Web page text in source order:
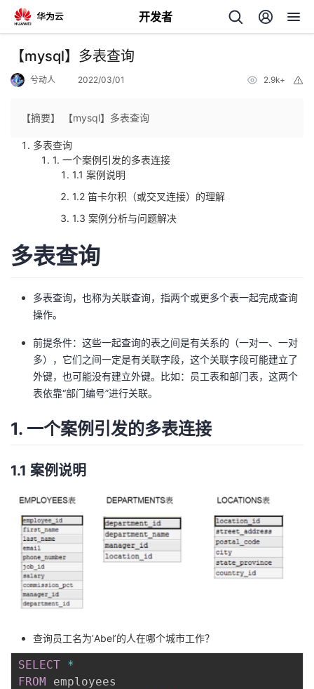
开发者
返
开
者
我
客
论
的
子
我
直
播
的
活
动
我
的
关
注
我
的
发
我
的
Programs
我
的
【mysql】多表查询
兮动人 2022/03/01 2.9k+
【摘要】 【mysql】多表查询
多表查询
1. 一个案例引发的多表连接
1.1 案例说明
1.2 笛卡尔积（或交叉连接）的理解
1.3 案例分析与问题解决
多表查询
多表查询，也称为关联查询，指两个或更多个表一起完成查询
操作。
前提条件：这些一起查询的表之间是有关系的（一对一、一对
多），它们之间一定是有关联字段，这个关联字段可能建立了
外键，也可能没有建立外键。比如：员工表和部门表，这两个
表依靠“部门编号”进行关联。
1. 一个案例引发的多表连接
1.1 案例说明
查询员工名为’Abel’的人在哪个城市工作？
SELECT *
FROM